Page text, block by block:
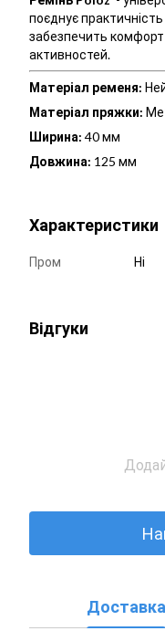
поєднує
забезпечить комфорт
активностей.
Матеріал ременя:
Матеріал пряжки:
Ширина: 40 мм
Довжина: 125 мм
Характеристики
Пром Ні
Відгуки
Доставка